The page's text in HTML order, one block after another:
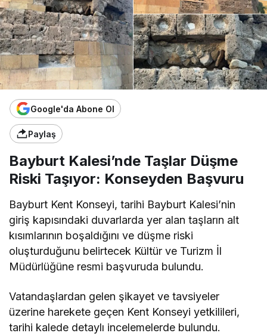
Google'da Abone Ol
Paylaş
Bayburt Kalesi’nde Taşlar Düşme
Riski Taşıyor: Konseyden Başvuru
Bayburt Kent Konseyi, tarihi Bayburt Kalesi’nin
giriş kapısındaki duvarlarda yer alan taşların alt
kısımlarının boşaldığını ve düşme riski
oluşturduğunu belirtecek Kültür ve Turizm İl
Müdürlüğüne resmi başvuruda bulundu.
Vatandaşlardan gelen şikayet ve tavsiyeler
üzerine harekete geçen Kent Konseyi yetkilileri,
tarihi kalede detaylı incelemelerde bulundu.